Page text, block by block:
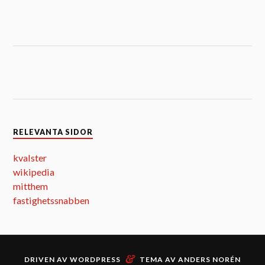
RELEVANTA SIDOR
kvalster
wikipedia
mitthem
fastighetssnabben
DRIVEN AV WORDPRESS & TEMA AV ANDERS NORÉN